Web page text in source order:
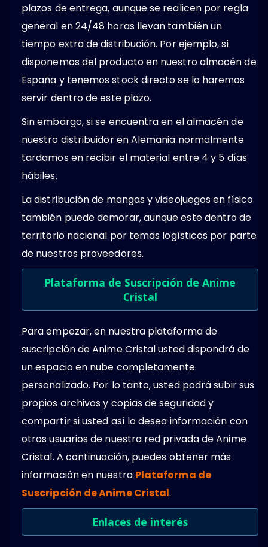
plazos de entrega, aunque se realicen por regla
general en 24/48 horas llevan también un
tiempo extra de distribución. Por ejemplo, si
disponemos del producto en nuestro almacén de
España y tenemos stock directo se lo haremos
servir dentro de este plazo.
Sin embargo, si se encuentra en el almacén de
nuestro distribuidor en Alemania normalmente
tardamos en recibir el material entre 4 y 5 días
hábiles.
La distribución de mangas y videojuegos en físico
también puede demorar, aunque este dentro de
territorio nacional por temas logísticos por parte
de nuestros proveedores.
Plataforma de Suscripción de Anime
Cristal
Para empezar, en nuestra plataforma de
suscripción de Anime Cristal usted dispondrá de
un espacio en nube completamente
personalizado. Por lo tanto, usted podrá subir sus
propios archivos y copias de seguridad y
compartir si usted así lo desea información con
otros usuarios de nuestra red privada de Anime
Cristal. A continuación, puedes obtener más
información en nuestra Plataforma de
Suscripción de Anime Cristal.
Enlaces de interés